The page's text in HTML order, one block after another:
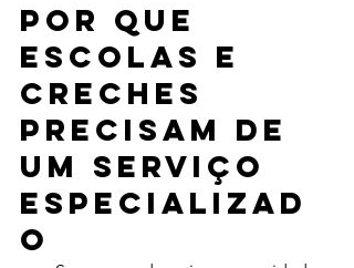
Por que
escolas e
creches
precisam de
um serviço
especializad
o